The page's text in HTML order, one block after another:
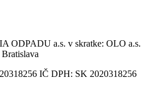
ODPADU a.s. v skratke: OLO a.s.
Bratislava
IČ DPH: SK 2020318256